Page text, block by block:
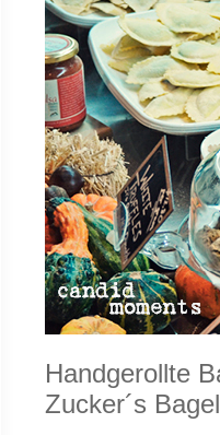
Handgerollte
Zucker´s